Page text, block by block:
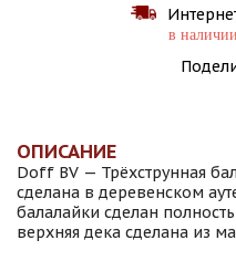
в наличии
ОПИСАНИЕ
Doff BV — Трёхструнная
сделана в деревенском
балалайки сделан
верхняя дека сделана из